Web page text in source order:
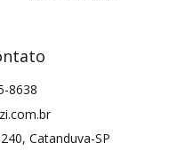
8638
Catanduva-SP